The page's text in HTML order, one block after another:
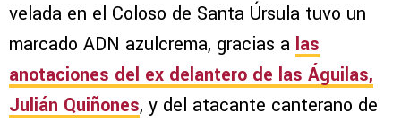
velada en el Coloso de Santa Úrsula tuvo un
marcado ADN azulcrema, gracias a las
anotaciones del ex delantero de las Águilas,
Julián Quiñones, y del atacante canterano de